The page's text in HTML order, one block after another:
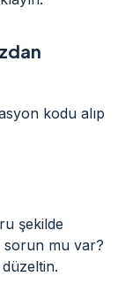
kodu alıp
şekilde
sorun mu var?